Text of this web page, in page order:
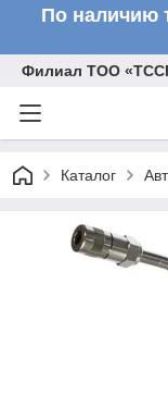
По наличию
Филиал ТОО
Каталог